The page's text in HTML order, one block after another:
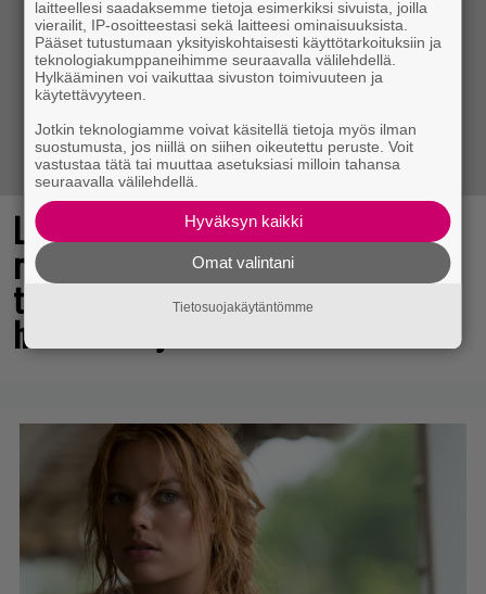
Legendaarinen Ghost Recon -
räiskintäsarja jatkuu – sisäpiirin
testaajia seuraavalle pelille
haeskellaan jo
laitteellesi saadaksemme tietoja esimerkiksi sivuista, joilla
vierailit, IP-osoitteestasi sekä laitteesi ominaisuuksista.
Pääset tutustumaan yksityiskohtaisesti käyttötarkoituksiin ja
teknologiakumppaneihimme seuraavalla välilehdellä.
Hylkääminen voi vaikuttaa sivuston toimivuuteen ja
käytettävyyteen.
Jotkin teknologiamme voivat käsitellä tietoja myös ilman
suostumusta, jos niillä on siihen oikeutettu peruste. Voit
vastustaa tätä tai muuttaa asetuksiasi milloin tahansa
seuraavalla välilehdellä.
Hyväksyn kaikki
Omat valintani
Tietosuojakäytäntömme